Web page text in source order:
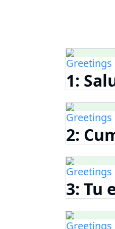
Greetings
1:
Greetings
2:
Greetings
3: Tu
Greetings